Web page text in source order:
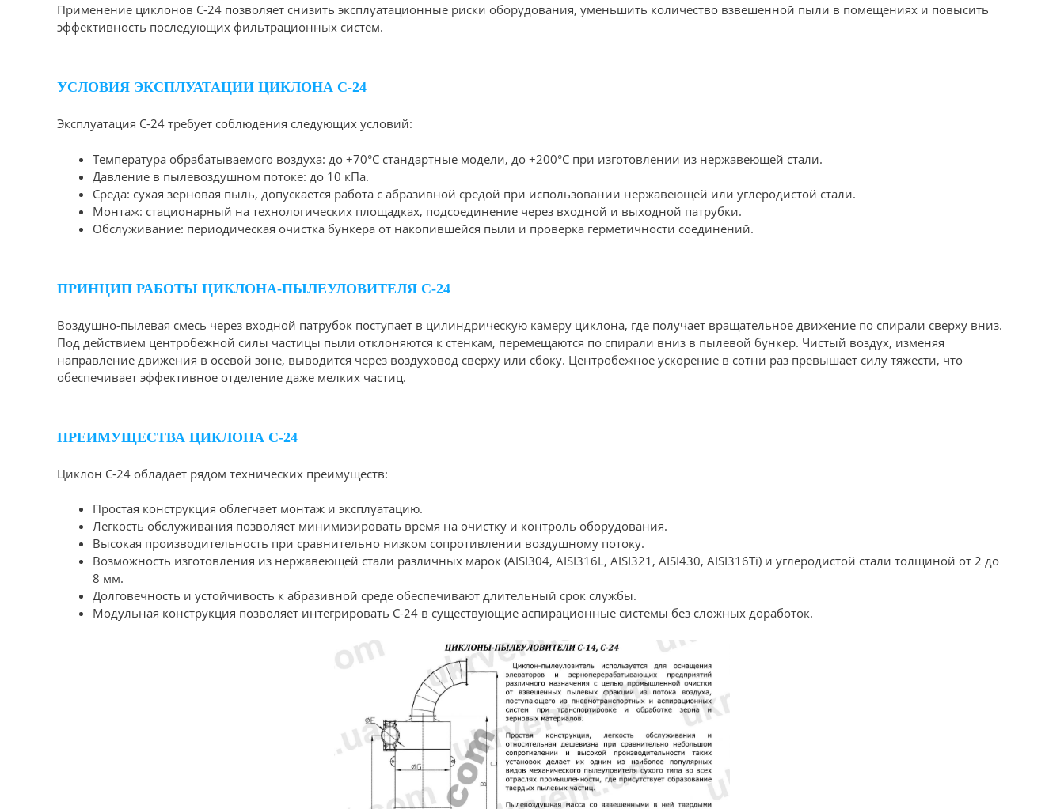
Применение циклонов С-24 позволяет снизить эксплуатационные риски оборудования, уменьшить количество взвешенной пыли в помещениях и повысить
эффективность последующих фильтрационных систем.
УСЛОВИЯ ЭКСПЛУАТАЦИИ ЦИКЛОНА С-24
Эксплуатация С-24 требует соблюдения следующих условий:
Температура обрабатываемого воздуха: до +70°С стандартные модели, до +200°С при изготовлении из нержавеющей стали.
Давление в пылевоздушном потоке: до 10 кПа.
Среда: сухая зерновая пыль, допускается работа с абразивной средой при использовании нержавеющей или углеродистой стали.
Монтаж: стационарный на технологических площадках, подсоединение через входной и выходной патрубки.
Обслуживание: периодическая очистка бункера от накопившейся пыли и проверка герметичности соединений.
ПРИНЦИП РАБОТЫ ЦИКЛОНА-ПЫЛЕУЛОВИТЕЛЯ С-24
Воздушно-пылевая смесь через входной патрубок поступает в цилиндрическую камеру циклона, где получает вращательное движение по спирали сверху вниз.
Под действием центробежной силы частицы пыли отклоняются к стенкам, перемещаются по спирали вниз в пылевой бункер. Чистый воздух, изменяя
направление движения в осевой зоне, выводится через воздуховод сверху или сбоку. Центробежное ускорение в сотни раз превышает силу тяжести, что
обеспечивает эффективное отделение даже мелких частиц.
ПРЕИМУЩЕСТВА ЦИКЛОНА С-24
Циклон С-24 обладает рядом технических преимуществ:
Простая конструкция облегчает монтаж и эксплуатацию.
Легкость обслуживания позволяет минимизировать время на очистку и контроль оборудования.
Высокая производительность при сравнительно низком сопротивлении воздушному потоку.
Возможность изготовления из нержавеющей стали различных марок (AISI304, AISI316L, AISI321, AISI430, AISI316Ti) и углеродистой стали толщиной от 2 до
8 мм.
Долговечность и устойчивость к абразивной среде обеспечивают длительный срок службы.
Модульная конструкция позволяет интегрировать С-24 в существующие аспирационные системы без сложных доработок.